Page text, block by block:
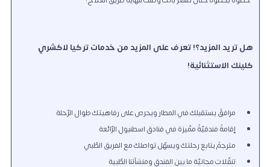
هل تريد المزيد؟! تعرف على المزيد من خدمات تركيا لاكشري
كلينك الاستثنائية!
مرافقٌ يستقبلك في المطار ويحرص على رفاهيتك طوال الرّحلة
إقامةٌ فندقيّةٌ ممّيزة في فنادق اسطنبول الرّائعة
مترجمٌ يتابع رحلتك ويسهّل تواصلك مع الفريق الطّبي
تنقّلات مجانيّة ما بين الفندق ومنشآتنا الطّبية